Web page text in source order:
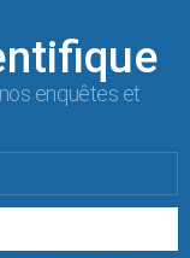
enquêtes et